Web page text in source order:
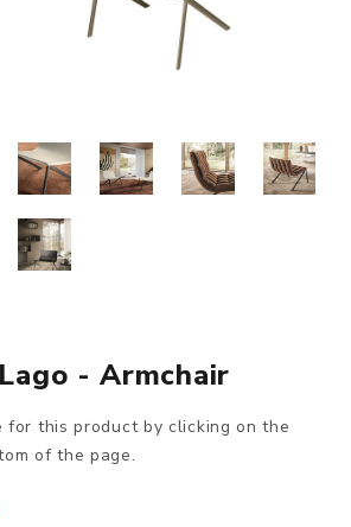
- Armchair
for this product by clicking on the
of the page.